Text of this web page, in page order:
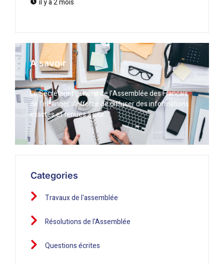
il y a 2 mois
A savoir
Le Secrétariat général de l’Assemblée des Français
de l’étranger s’efforce de diffuser des informations
exactes et tenues à jour.
Categories
Travaux de l'assemblée
Résolutions de l'Assemblée
Questions écrites